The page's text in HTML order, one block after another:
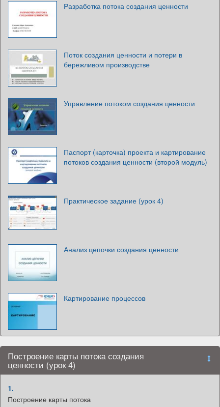
Разработка потока создания ценности
Поток создания ценности и потери в
бережливом производстве
Управление потоком создания ценности
Паспорт (карточка) проекта и картирование
потоков создания ценности (второй модуль)
Практическое задание (урок 4)
Анализ цепочки создания ценности
Картирование процессов
Построение карты потока создания
ценности (урок 4)
1.
Построение карты потока